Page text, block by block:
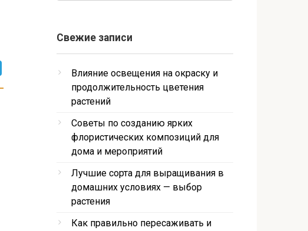
Свежие записи
Влияние освещения на окраску и
продолжительность цветения
растений
Советы по созданию ярких
флористических композиций для
дома и мероприятий
Лучшие сорта для выращивания в
домашних условиях — выбор
растения
Как правильно пересаживать и